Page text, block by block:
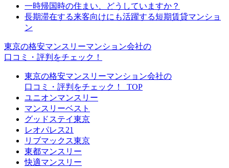
一時帰国時の住まい、どうしていますか？
長期滞在する来客向けにも活躍する短期賃貸マンショ
ン
東京の格安マンスリーマンション会社の
口コミ・評判をチェック！
東京の格安マンスリーマンション会社の
口コミ・評判をチェック！_TOP
ユニオンマンスリー
マンスリーベスト
グッドステイ東京
レオパレス21
リブマックス東京
東都マンスリー
快適マンスリー